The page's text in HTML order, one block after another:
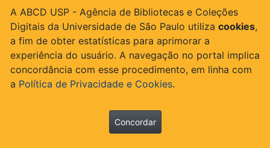
usuário orientar a sua busca por épocas, zonas
geográficas, tipo de documento e instituição.
Apresenta as explicações em sete idiomas
(árabe, chinês, inglês, francês, russo, espanhol e
português), embora os originais existam na sua
língua original. É possível passar as páginas de
los em todos os sentidos.
https://www.loc.gov/collections/world-
A ABCD USP - Agência de Bibliotecas e Coleções
Digitais da Universidade de São Paulo utiliza cookies,
a fim de obter estatísticas para aprimorar a
experiência do usuário. A navegação no portal implica
concordância com esse procedimento, em linha com
a Política de Privacidade e Cookies.
Concordar